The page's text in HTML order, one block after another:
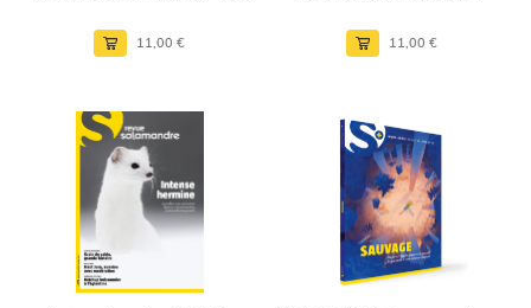
11,00 € 11,00 €